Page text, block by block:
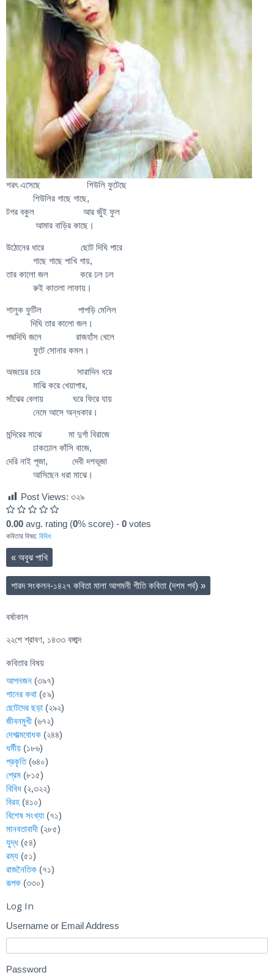
শরৎ এসেছে শিউলি ফুটেছে
শিউলির গাছে গাছে,
টগর বকুল আর জুঁই ফুল
আমার বাড়ির কাছে।
উঠোনের ধারে ছোট দিঘি পারে
গাছে গাছে পাখি গায়,
তার কালো জল করে ঢল ঢল
রুই কাতলা লাফায়।
শালুক ফুটিল পাপড়ি মেলিল
দিঘি তার কালো জল।
পদ্মদিঘি জলে রাজহাঁস খেলে
ফুটে সোনার কমল।
অজয়ের চরে সারাদিন ধরে
মাঝি করে খেয়াপার,
সাঁঝের বেলায় ঘরে ফিরে যায়
নেমে আসে অন্ধকার।
মন্দিরের মাঝে মা দুর্গা বিরাজে
ঢাকঢোল কাঁসি বাজে,
দেরি নাই পূজা, দেবী দশভূজা
আসিছেন ধরা মাঝে।
Post Views: ৩২৯
0.00 avg. rating (0% score) - 0 votes
কবিতার বিষয়: বিবিধ
« অবুঝ পাখি
শারদ সংকলন-১৪২৭ কবিতা মালা আগমনী গীতি কবিতা (দশম পর্ব) »
বর্ষাকাল
২২শে শ্রাবণ, ১৪৩৩ বঙ্গাব্দ
কবিতার বিষয়
আপনজন (৩৯৭)
গানের কথা (৫৯)
ছোটদের ছড়া (২৯২)
জীবনমুখী (৬৭২)
দেশাত্মবোধক (২৪৪)
ধর্মীয় (১৮৬)
প্রকৃতি(৬৪০)
প্রেম (৮১৫)
বিবিধ (২,৩২২)
বিরহ (৪১০)
বিশেষ সংখ্যা (৭১)
মানবতাবাদী (২৮৫)
যুদ্ধ (৫৪)
রম্য (৫১)
রাজনৈতিক (৭১)
রূপক (৩৩০)
Log In
Username or Email Address
Password